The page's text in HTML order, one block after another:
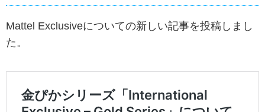
Mattel Exclusiveについての新しい記事を投稿しまし
た。